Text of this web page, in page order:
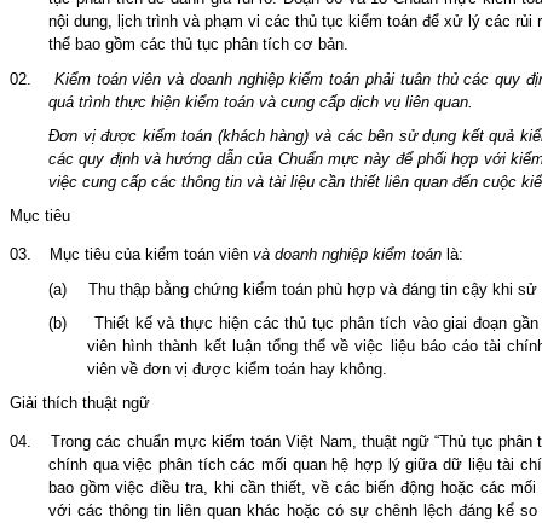
nội dung, lịch trình và phạm vi các thủ tục kiểm toán để xử lý các rủi
thể bao gồm các thủ tục phân tích cơ bản.
02.
Kiểm toán viên và doanh nghiệp kiểm toán phải tuân thủ các quy
quá trình thực hiện kiểm toán và cung cấp dịch vụ liên quan.
Đơn vị được kiểm toán (khách hàng) và các bên sử dụng kết quả
các quy định và hướng dẫn của Chuẩn mực này để phối hợp với
việc cung cấp các thông tin và tài liệu cần thiết liên quan đến cuộc
Mục tiêu
03. Mục tiêu của kiểm toán viên và doanh nghiệp kiểm toán là:
(a)
Thu thập bằng chứng kiểm toán phù hợp và đáng tin cậy khi
(b)
Thiết kế và thực hiện các thủ tục phân tích vào giai đoạn
viên hình thành kết luận tổng thể về việc liệu báo cáo tài
viên về đơn vị được kiểm toán hay không.
Giải thích thuật ngữ
04.
Trong các chuẩn mực kiểm toán Việt Nam, thuật ngữ “Thủ tục
chính qua việc phân tích các mối quan hệ hợp lý giữa dữ liệu tài
bao gồm việc điều tra, khi cần thiết, về các biến động hoặc các
với các thông tin liên quan khác hoặc có sự chênh lệch đáng kể